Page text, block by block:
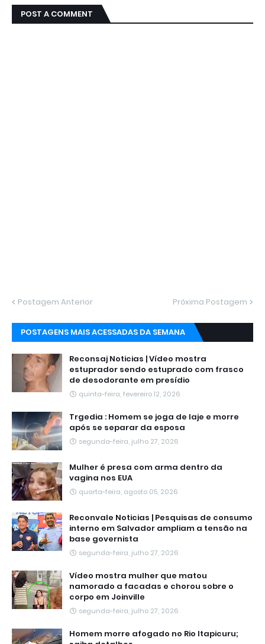
POST A COMMENT
Postagem Anterior Próxima Postagem
POSTAGENS MAIS ACESSADAS DA SEMANA
Reconsaj Noticias | Vídeo mostra
estuprador sendo estuprado com frasco
de desodorante em presídio
quinta-feira, fevereiro 12, 2026
Trgedia : Homem se joga de laje e morre
após se separar da esposa
segunda-feira, julho 27, 2026
Mulher é presa com arma dentro da
vagina nos EUA
quarta-feira, agosto 05, 2026
Reconvale Noticias | Pesquisas de consumo
interno em Salvador ampliam a tensão na
base governista
segunda-feira, julho 27, 2026
Vídeo mostra mulher que matou
namorado a facadas e chorou sobre o
corpo em Joinville
segunda-feira, julho 27, 2026
Homem morre afogado no Rio Itapicuru;